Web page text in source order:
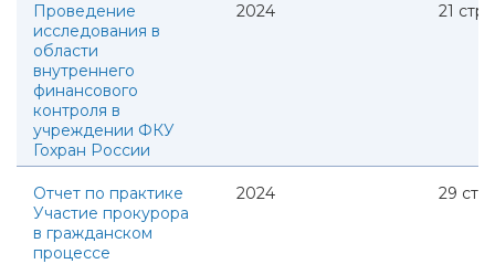
Проведение
исследования в
области
внутреннего
финансового
контроля в
учреждении ФКУ
Гохран России
2024 21 стр.
Отчет по практике
Участие прокурора
в гражданском
процессе
2024 29 стр.